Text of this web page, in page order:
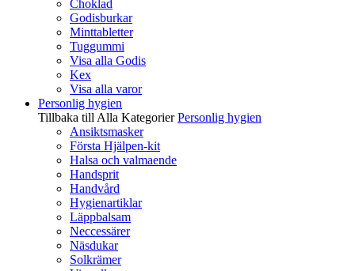
Choklad
Godisburkar
Minttabletter
Tuggummi
Visa alla Godis
Kex
Visa alla varor
Personlig hygien
Tillbaka till Alla Kategorier Personlig hygien
Ansiktsmasker
Första Hjälpen-kit
Halsa och valmaende
Handsprit
Handvård
Hygienartiklar
Läppbalsam
Neccessärer
Näsdukar
Solkrämer